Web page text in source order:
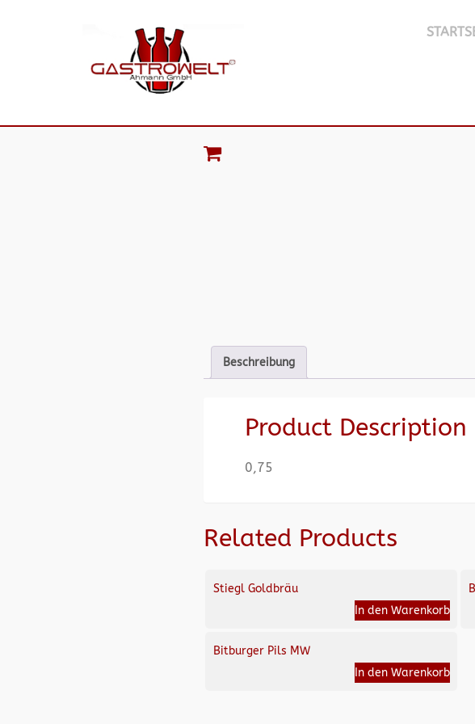
Beschreibung
Product Description
0,75
Related Products
Stiegl Goldbräu
In den Warenkorb
Bitburger Pils MW
In den Warenkorb